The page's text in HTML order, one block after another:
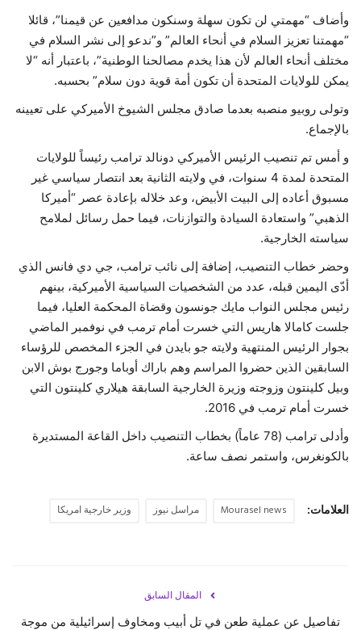
وأضاف “مهمتي لن تكون سهلة وسنكون مدافعين عن قيمنا”، قائلا
“مهمتنا تعزيز السلام في أنحاء العالم” و”ندعو إلى نشر السلام في
مختلف أنحاء العالم لأن هذا يخدم مصالحنا الوطنية”، باعتبار أنه “لا
يمكن للولايات المتحدة أن تكون أمة قوية دون سلام” بحسبه.
وتولى روبيو منصبه بعدما صادق مجلس الشيوخ الأميركي على تعيينه
بالإجماع.
و أمس تم تنصيب الرئيس الأميركي دونالد ترامب رئيساً للولايات
المتحدة لمدة 4 سنوات، في ولايته الثانية بعد انتصار سياسي غير
مسبوق أعاده إلى البيت الأبيض، وعد خلاله بإعادة عصر “أميركا
الذهبي” واستعادة السيادة والتوازنات، فيما حمل رسائل لملامح
سياسته الخارجية.
وحضر خطاب التنصيب، إضافة إلى نائب ترامب، جي دي فانس الذي
أدّى اليمين قبله، عدد من الشخصيات السياسية الأميركية، بينهم
رئيس مجلس النواب مايك جونسون وقضاة المحكمة العليا، فيما
جلست كامالا هاريس التي خسرت أمام ترمب في نوفمبر الماضي
بجوار الرئيس المنتهية ولايته جو بايدن في الجزء المخصص للرؤساء
السابقين الذين حضروا المراسم وهم باراك أوباما وجورج بوش الابن
وبيل كلينتون وزوجته وزيرة الخارجية السابقة هيلاري كلينتون التي
خسرت أمام ترمب في 2016.
وأدلى ترامب (78 عاماً) بخطاب التنصيب داخل القاعة المستديرة
بالكونغرس، واستمر نصف ساعة.
العلامات: Mourasel news مراسل نيوز وزير خارجية امريكا
المقال السابق
تفاصيل عن عملية طعن في تل أبيب ومخاوف إسرائيلية من موجة